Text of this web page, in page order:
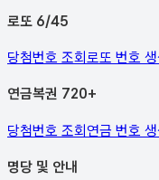
로또 6/45
당첨번호 조회로또 번호 생
연금복권 720+
당첨번호 조회연금 번호 생
명당 및 안내